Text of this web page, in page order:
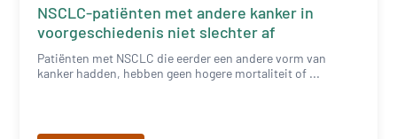
NSCLC-patiënten met andere kanker in
voorgeschiedenis niet slechter af
Patiënten met NSCLC die eerder een andere vorm van
kanker hadden, hebben geen hogere mortaliteit of ...